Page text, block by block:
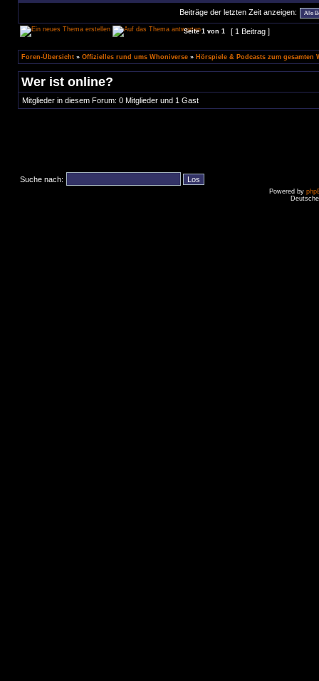
Beiträge der letzten Zeit anzeigen:
Seite1 von 1 [ 1 Beitrag ]
Foren-Übersicht » Offizielles rund ums Whoniverse » Hörspiele & Podcasts zum gesamten
Wer ist online?
Mitglieder in diesem Forum: 0 Mitglieder und 1 Gast
Suche nach:
Powered by